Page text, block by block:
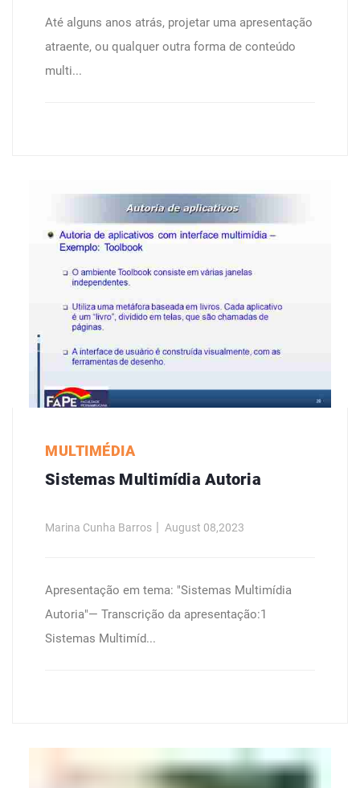
Até alguns anos atrás, projetar uma apresentação
atraente, ou qualquer outra forma de conteúdo
multi...
MULTIMÉDIA
Sistemas Multimídia Autoria
Marina Cunha Barros August 08,2023
Apresentação em tema: "Sistemas Multimídia
Autoria"— Transcrição da apresentação:1
Sistemas Multimíd...